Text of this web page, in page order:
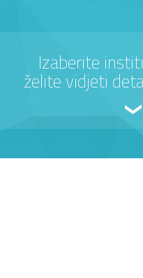
Izaberite
želite vidjeti